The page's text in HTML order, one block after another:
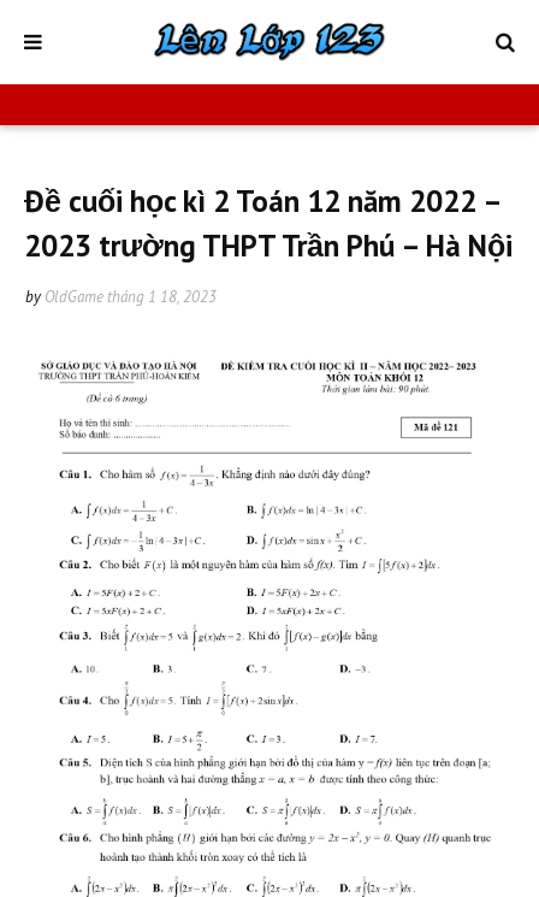
Đề cuối học kì 2 Toán 12 năm 2022 –
2023 trường THPT Trần Phú – Hà Nội
by OldGame tháng 1 18, 2023